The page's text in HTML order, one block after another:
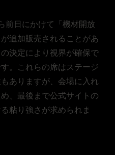
前日にかけて「機材開放
追加販売されることがあ
決定により視界が確保で
。これらの席はステージ
ありますが、会場に入れ
、最後まで公式サイトの
粘り強さが求められま